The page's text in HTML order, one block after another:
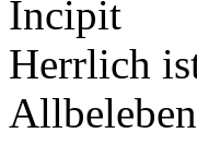
Incipit
Herrlich